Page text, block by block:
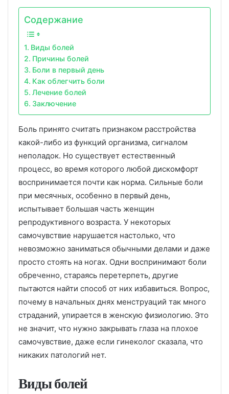
Содержание
Виды болей
Причины болей
Боли в первый день
Как облегчить боли
Лечение болей
Заключение
Боль принято считать признаком расстройства
какой-либо из функций организма, сигналом
неполадок. Но существует естественный
процесс, во время которого любой дискомфорт
воспринимается почти как норма. Сильные боли
при месячных, особенно в первый день,
испытывает большая часть женщин
репродуктивного возраста. У некоторых
самочувствие нарушается настолько, что
невозможно заниматься обычными делами и даже
просто стоять на ногах. Одни воспринимают боли
обреченно, стараясь перетерпеть, другие
пытаются найти способ от них избавиться. Вопрос,
почему в начальных днях менструаций так много
страданий, упирается в женскую физиологию. Это
не значит, что нужно закрывать глаза на плохое
самочувствие, даже если гинеколог сказала, что
никаких патологий нет.
Виды болей